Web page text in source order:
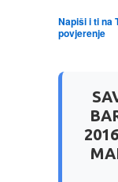
Napiši i ti na
povjerenje